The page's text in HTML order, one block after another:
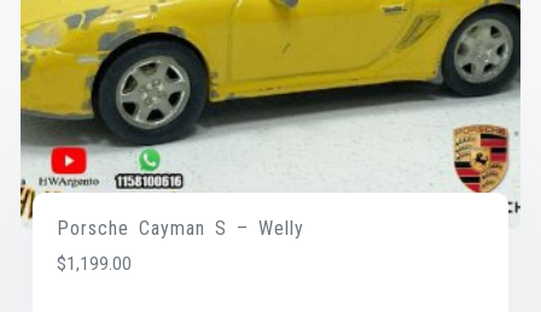
Porsche Cayman S – Welly
$1,199.00